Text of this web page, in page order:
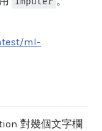
ml-
對幾個文字欄